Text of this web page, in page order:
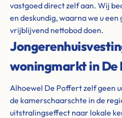
vastgoed direct zelf aan. Wij
en deskundig, waarna we u
vrijblijvend nettobod doen.
woningmarkt in
Alhoewel De Poffert zelf geen
de kamerschaarschte in de
uitstralingseffect naar lokale